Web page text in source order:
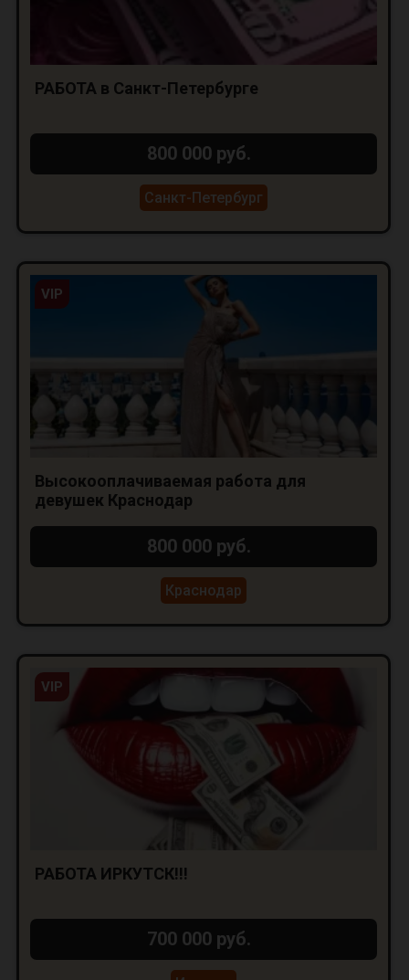
РАБОТА в Санкт-Петербурге
800 000 руб.
Санкт-Петербург
VIP
Высокооплачиваемая работа для
девушек Краснодар
800 000 руб.
Краснодар
VIP
РАБОТА ИРКУТСК!!!
700 000 руб.